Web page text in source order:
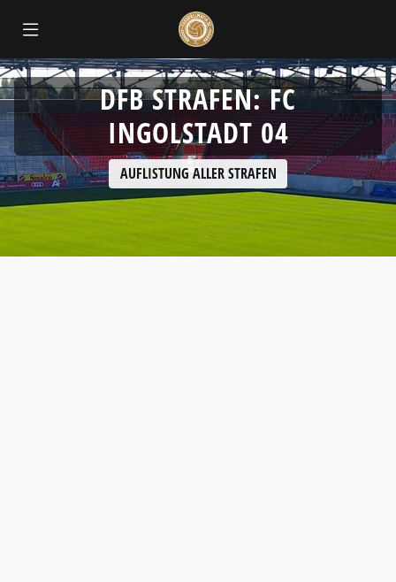
DFB STRAFEN: FC
INGOLSTADT 04
AUFLISTUNG ALLER STRAFEN